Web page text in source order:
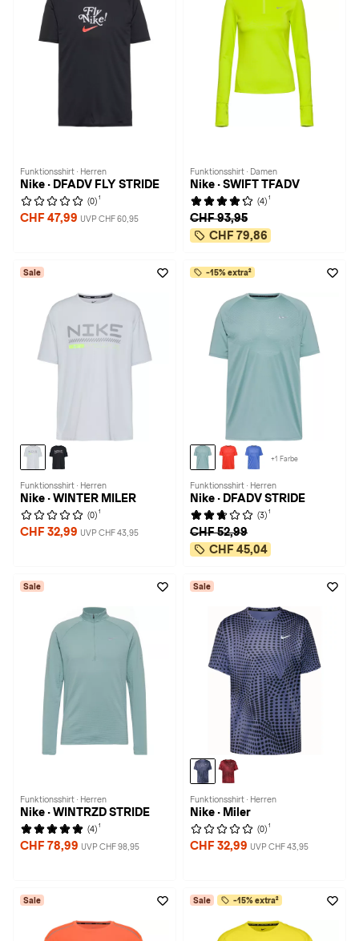
Funktionsshirt · Herren
Nike · DFADV FLY STRIDE
(0) 1
CHF 47,99 UVP CHF 60,95
Funktionsshirt · Damen
Nike · SWIFT TFADV
(4) 1
CHF 93,95
CHF 79,86
Sale
Funktionsshirt · Herren
Nike · WINTER MILER
(0) 1
CHF 32,99 UVP CHF 43,95
-15% extra²
+1 Farbe
Funktionsshirt · Herren
Nike · DFADV STRIDE
(3) 1
CHF 52,99
CHF 45,04
Sale
Funktionsshirt · Herren
Nike · WINTRZD STRIDE
(4) 1
CHF 78,99 UVP CHF 98,95
Sale
Funktionsshirt · Herren
Nike · Miler
(0) 1
CHF 32,99 UVP CHF 43,95
Sale Sale -15% extra²